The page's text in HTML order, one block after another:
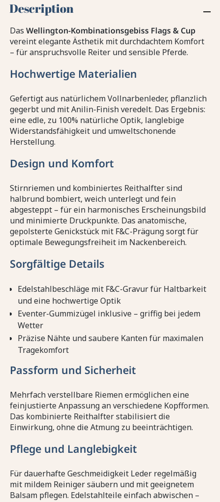
Description
Das Wellington-Kombinationsgebiss Flags & Cup
vereint elegante Ästhetik mit durchdachtem Komfort
– für anspruchsvolle Reiter und sensible Pferde.
Hochwertige Materialien
Gefertigt aus natürlichem Vollnarbenleder, pflanzlich
gegerbt und mit Anilin-Finish veredelt. Das Ergebnis:
eine edle, zu 100% natürliche Optik, langlebige
Widerstandsfähigkeit und umweltschonende
Herstellung.
Design und Komfort
Stirnriemen und kombiniertes Reithalfter sind
halbrund bombiert, weich unterlegt und fein
abgesteppt – für ein harmonisches Erscheinungsbild
und minimierte Druckpunkte. Das anatomische,
gepolsterte Genickstück mit F&C-Prägung sorgt für
optimale Bewegungsfreiheit im Nackenbereich.
Sorgfältige Details
Edelstahlbeschläge mit F&C-Gravur für Haltbarkeit
und eine hochwertige Optik
Eventer-Gummizügel inklusive – griffig bei jedem
Wetter
Präzise Nähte und saubere Kanten für maximalen
Tragekomfort
Passform und Sicherheit
Mehrfach verstellbare Riemen ermöglichen eine
feinjustierte Anpassung an verschiedene Kopfformen.
Das kombinierte Reithalfter stabilisiert die
Einwirkung, ohne die Atmung zu beeinträchtigen.
Pflege und Langlebigkeit
Für dauerhafte Geschmeidigkeit Leder regelmäßig
mit mildem Reiniger säubern und mit geeignetem
Balsam pflegen. Edelstahlteile einfach abwischen –